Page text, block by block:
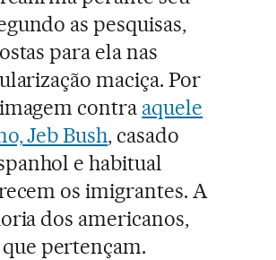
as pesquisas,
para ela nas
maciça. Por
contra aquele
Jeb Bush, casado
e habitual
os imigrantes. A
dos americanos,
pertençam.